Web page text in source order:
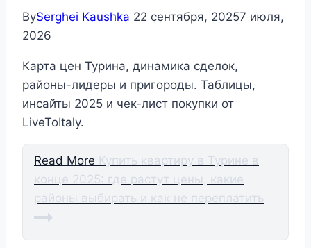
BySerghei Kaushka 22 сентября, 20257 июля,
2026
Карта цен Турина, динамика сделок,
районы-лидеры и пригороды. Таблицы,
инсайты 2025 и чек-лист покупки от
LiveToItaly.
Read More Купить квартиру в Турине в
конце 2025: где растут цены, какие
районы выбирать и как не переплатить